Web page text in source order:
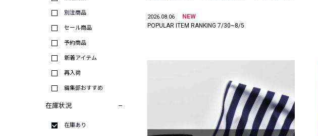
別注商品
セール商品
予約商品
新着アイテム
再入荷
編集部おすすめ
在庫状況
在庫あり
2026.08.06
NEW
POPULAR ITEM RANKING 7/30~8/5